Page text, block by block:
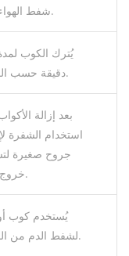
شفط الهواء منها.
دقيقة حسب الحاجة.
بعد إزالة
استخدام الشفرة
جروح صغيرة
خروج الدم.
يُستخدم كوب
لشفط الدم من الجسم.